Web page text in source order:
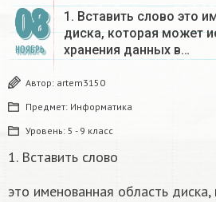
08
НОЯБРЬ
1. Вставить слово это
диска, которая может
хранения данных в…
Автор: artem3150
Предмет: Информатика
Уровень: 5 - 9 класс
1. Вставить слово
это именованная область